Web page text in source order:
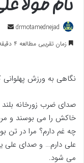
drmotamednejad
به
زمان تقریبی مطالعه 4 دقیقه
نگاهی به ورزش
صدای ضرب زورخانه
خاکش را می بوسند و
چه غم دارم؟ مرا در تن
علی دارم… و صدای علی
می شود.